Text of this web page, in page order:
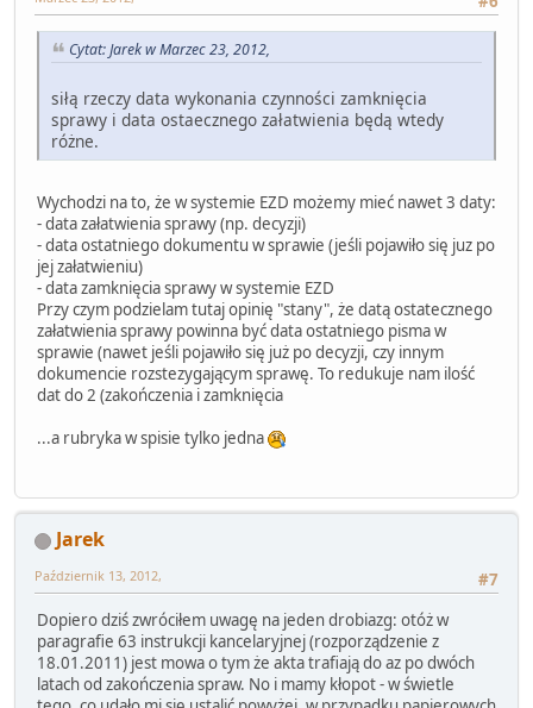
Cytat: Jarek w Marzec 23, 2012,
siłą rzeczy data wykonania czynności zamknięcia
sprawy i data ostaecznego załatwienia będą wtedy
różne.
Wychodzi na to, że w systemie EZD możemy mieć nawet 3 daty:
- data załatwienia sprawy (np. decyzji)
- data ostatniego dokumentu w sprawie (jeśli pojawiło się juz po
jej załatwieniu)
- data zamknięcia sprawy w systemie EZD
Przy czym podzielam tutaj opinię "stany", że datą ostatecznego
załatwienia sprawy powinna być data ostatniego pisma w
sprawie (nawet jeśli pojawiło się już po decyzji, czy innym
dokumencie rozstezygającym sprawę. To redukuje nam ilość
dat do 2 (zakończenia i zamknięcia
...a rubryka w spisie tylko jedna
Jarek
#7
Październik 13, 2012,
Dopiero dziś zwróciłem uwagę na jeden drobiazg: otóż w
paragrafie 63 instrukcji kancelaryjnej (rozporządzenie z
18.01.2011) jest mowa o tym że akta trafiają do az po dwóch
latach od zakończenia spraw. No i mamy kłopot - w świetle